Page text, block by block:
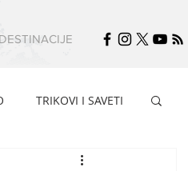
DESTINACIJE
TRIKOVI I SAVETI